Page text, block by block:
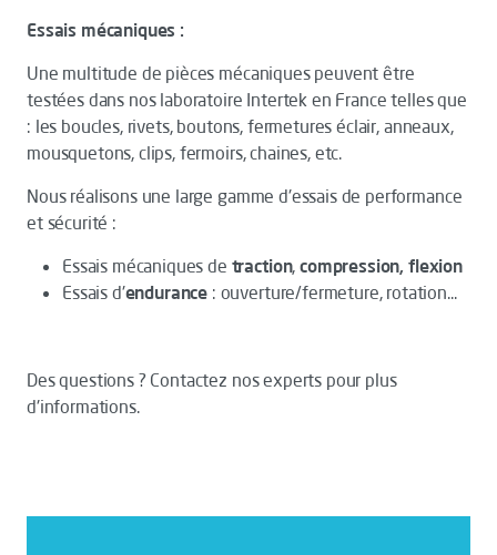
Essais mécaniques :
Une multitude de pièces mécaniques peuvent être
testées dans nos laboratoire Intertek en France telles que
: les boucles, rivets, boutons, fermetures éclair, anneaux,
mousquetons, clips, fermoirs, chaines, etc.
Nous réalisons une large gamme d'essais de performance
et sécurité :
Essais mécaniques de traction,compression, flexion
Essais d'endurance : ouverture/fermeture, rotation...
Des questions ? Contactez nos experts pour plus
d'informations.